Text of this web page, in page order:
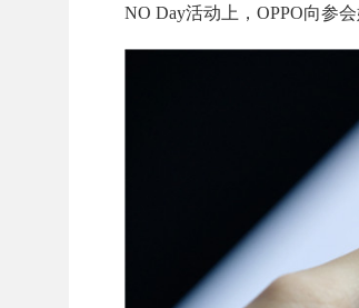
NO Day活动上，OPPO向参